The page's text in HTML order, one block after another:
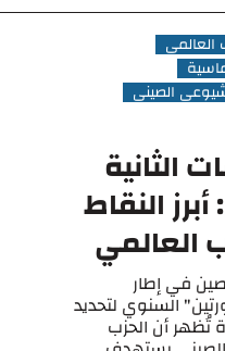
العالمي
الصيني
الثانية
النقاط
العالمي
في إطار
السنوي لتحديد
تُظهر أن الحزب